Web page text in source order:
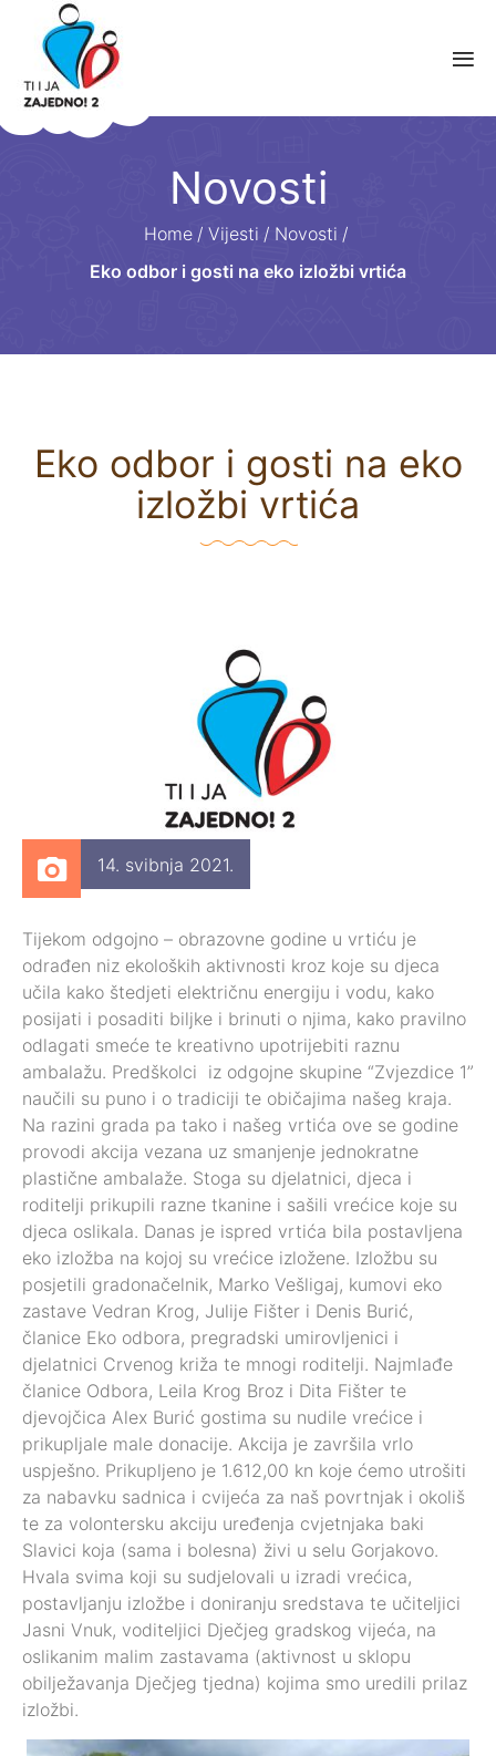
Novosti
Home / Vijesti / Novosti /
Eko odbor i gosti na eko izložbi vrtića
Eko odbor i gosti na eko
izložbi vrtića
14. svibnja 2021.
Tijekom odgojno – obrazovne godine u vrtiću je
odrađen niz ekoloških aktivnosti kroz koje su djeca
učila kako štedjeti električnu energiju i vodu, kako
posijati i posaditi biljke i brinuti o njima, kako pravilno
odlagati smeće te kreativno upotrijebiti raznu
ambalažu. Predškolci iz odgojne skupine “Zvjezdice 1”
naučili su puno i o tradiciji te običajima našeg kraja.
Na razini grada pa tako i našeg vrtića ove se godine
provodi akcija vezana uz smanjenje jednokratne
plastične ambalaže. Stoga su djelatnici, djeca i
roditelji prikupili razne tkanine i sašili vrećice koje su
djeca oslikala. Danas je ispred vrtića bila postavljena
eko izložba na kojoj su vrećice izložene. Izložbu su
posjetili gradonačelnik, Marko Vešligaj, kumovi eko
zastave Vedran Krog, Julije Fišter i Denis Burić,
članice Eko odbora, pregradski umirovljenici i
djelatnici Crvenog križa te mnogi roditelji. Najmlađe
članice Odbora, Leila Krog Broz i Dita Fišter te
djevojčica Alex Burić gostima su nudile vrećice i
prikupljale male donacije. Akcija je završila vrlo
uspješno. Prikupljeno je 1.612,00 kn koje ćemo utrošiti
za nabavku sadnica i cvijeća za naš povrtnjak i okoliš
te za volontersku akciju uređenja cvjetnjaka baki
Slavici koja (sama i bolesna) živi u selu Gorjakovo.
Hvala svima koji su sudjelovali u izradi vrećica,
postavljanju izložbe i doniranju sredstava te učiteljici
Jasni Vnuk, voditeljici Dječjeg gradskog vijeća, na
oslikanim malim zastavama (aktivnost u sklopu
obilježavanja Dječjeg tjedna) kojima smo uredili prilaz
izložbi.